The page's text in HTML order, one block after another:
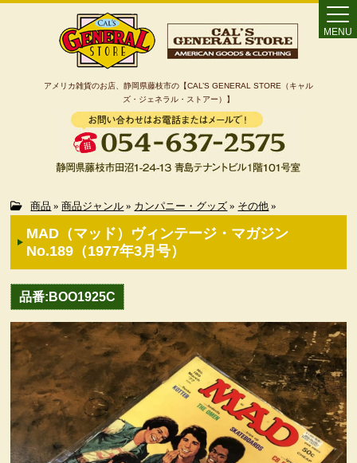
アメリカ雑貨のお店、静岡県藤枝市の【CAL’S GENERAL STORE（キャル
ズ・ジェネラル・ストアー）】
MENU
Home
カート
特定商取引法に基づく表記
カテゴリー検索
ヴィンテージ・グッズ
LIFE誌 企業広告切り抜き
商品 » 商品ジャンル » カンパニー・グッズ » その他 »
MAD（マッド）ヴィンテージ・マガジン
No.189（1977年3月号）
品番:BOO1925C